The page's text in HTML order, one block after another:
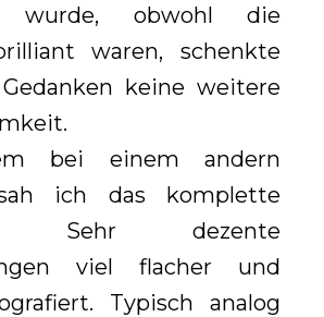
wurde, obwohl die
waren, schenkte
keine weitere
bei einem andern
ich das komplette
Sehr dezente
viel flacher und
Typisch analog